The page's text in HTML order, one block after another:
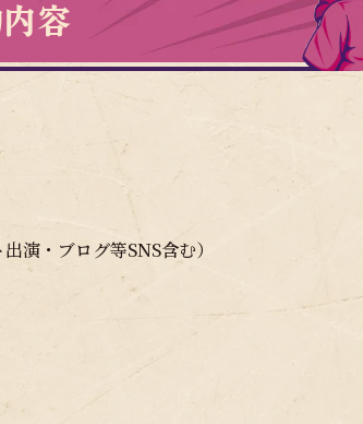
容
演・ブログ等SNS含む）